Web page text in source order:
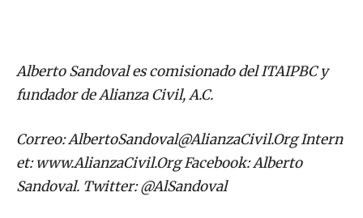
Alberto Sandoval es comisionado del ITAIPBC y
fundador de Alianza Civil, A.C.
Correo:AlbertoSandoval@AlianzaCivil.OrgIntern
et: www.AlianzaCivil.Org Facebook: Alberto
Sandoval. Twitter: @AlSandoval